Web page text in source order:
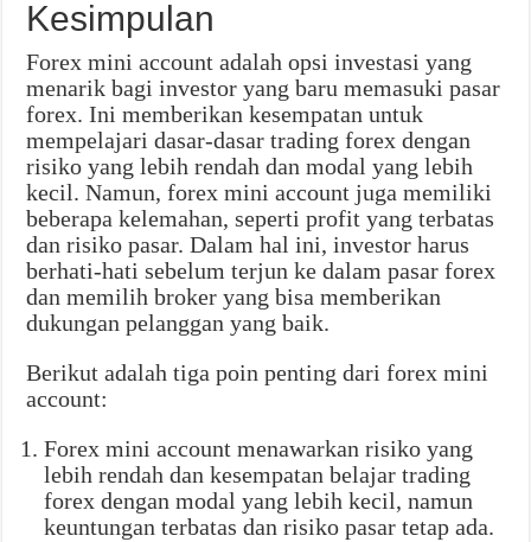
Kesimpulan
Forex mini account adalah opsi investasi yang
menarik bagi investor yang baru memasuki pasar
forex. Ini memberikan kesempatan untuk
mempelajari dasar-dasar trading forex dengan
risiko yang lebih rendah dan modal yang lebih
kecil. Namun, forex mini account juga memiliki
beberapa kelemahan, seperti profit yang terbatas
dan risiko pasar. Dalam hal ini, investor harus
berhati-hati sebelum terjun ke dalam pasar forex
dan memilih broker yang bisa memberikan
dukungan pelanggan yang baik.
Berikut adalah tiga poin penting dari forex mini
account:
Forex mini account menawarkan risiko yang
lebih rendah dan kesempatan belajar trading
forex dengan modal yang lebih kecil, namun
keuntungan terbatas dan risiko pasar tetap ada.